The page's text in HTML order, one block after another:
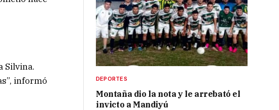
Silvina.
informó
DEPORTES
Montaña dio la nota y le arrebató el
invicto a Mandiyú